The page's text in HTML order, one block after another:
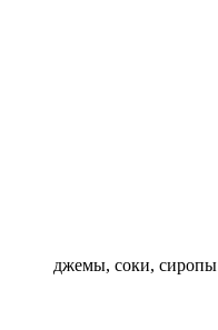
джемы, соки, сиропы